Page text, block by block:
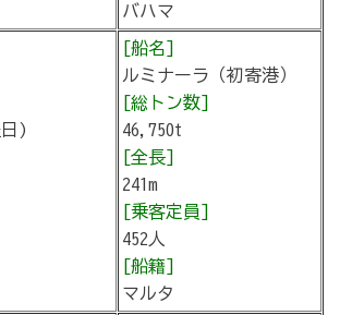
バハマ
)
[船名]
ルミナーラ（初寄港）
[総トン数]
46,750t
[全長]
241m
[乗客定員]
452人
[船籍]
マルタ